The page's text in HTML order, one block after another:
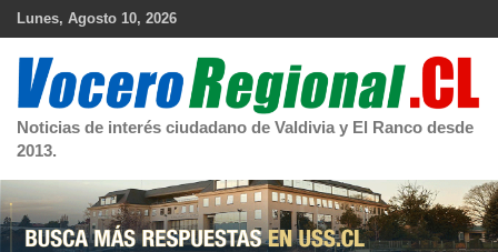
Skip
Lunes, Agosto 10, 2026
Noticias de interés ciudadano de Valdivia y El Ranco desde
2013.